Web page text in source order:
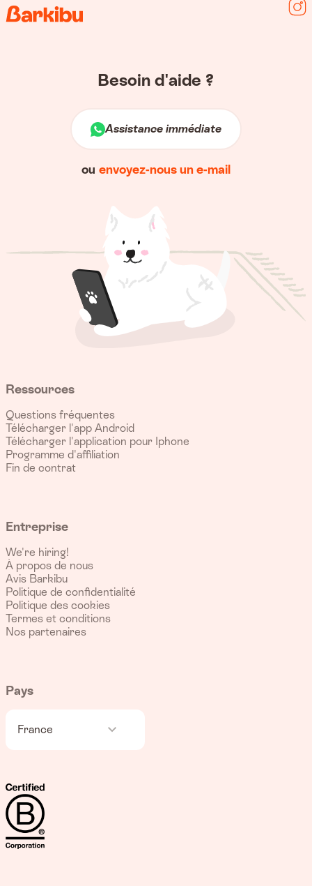
Besoin d'aide ?
Assistance immédiate
ou envoyez-nous un e-mail
Ressources
Questions fréquentes
Télécharger l'app Android
Télécharger l'application pour Iphone
Programme d'affiliation
Fin de contrat
Entreprise
We're hiring!
À propos de nous
Avis Barkibu
Politique de confidentialité
Politique des cookies
Termes et conditions
Nos partenaires
Pays
France